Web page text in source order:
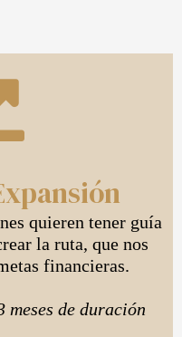
quieren tener guía
la ruta, que nos
financieras.
meses de duración